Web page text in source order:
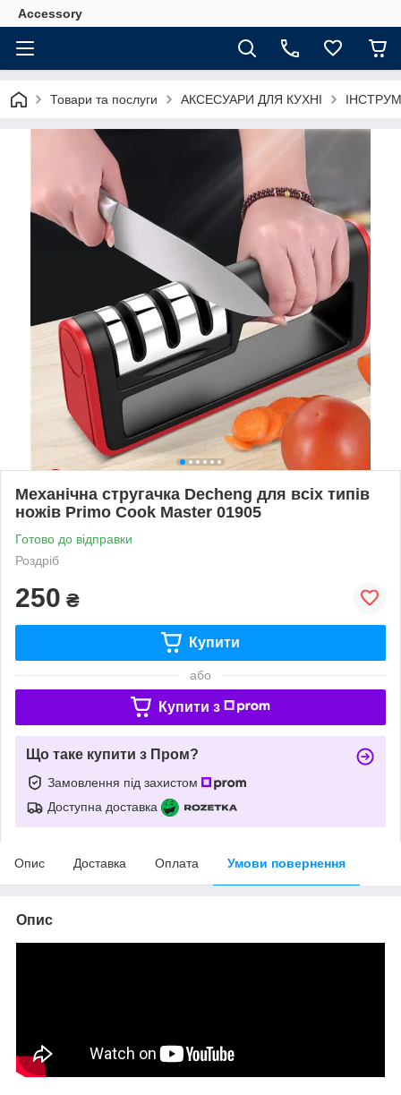
Accessory
Товари та послуги АКСЕСУАРИ ДЛЯ КУХНІ
Механічна стругачка Decheng для всіх типів
ножів Primo Cook Master 01905
Готово до відправки
Роздріб
250 ₴
Купити
або
Купити з
Що таке купити з Пром?
Замовлення під захистом
Доступна доставка
Опис Доставка Оплата Умови повернення
Опис